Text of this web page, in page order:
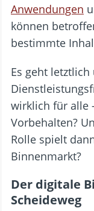
Anwendungen
können
bestimmte
Es geht
wirklich für alle
Vorbehalten?
Rolle spielt
Binnenmarkt?
Der digitale
Scheideweg